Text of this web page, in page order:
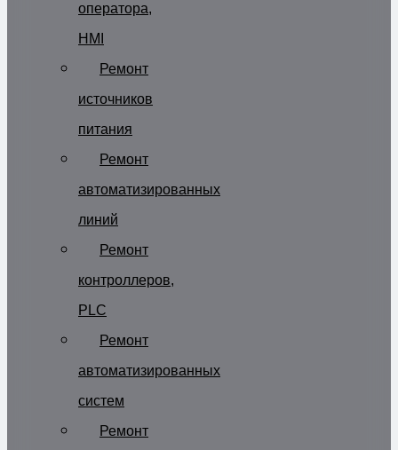
оператора,
HMI
Ремонт
источников
питания
Ремонт
автоматизированных
линий
Ремонт
контроллеров,
PLC
Ремонт
автоматизированных
систем
Ремонт